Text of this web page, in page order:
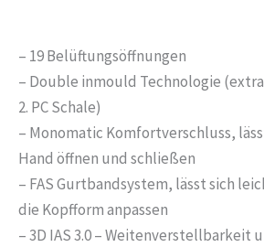
– 19 Belüftungsöffnungen
– Double inmould Technologie
2. PC Schale)
– Monomatic Komfortverschluss,
Hand öffnen und schließen
– FAS Gurtbandsystem, lässt sich
die Kopfform anpassen
– 3D IAS 3.0 – Weitenverstellbarkeit